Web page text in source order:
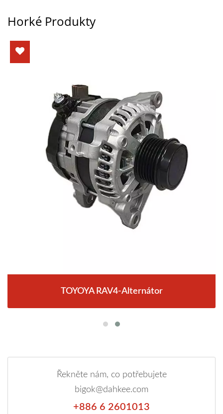
Horké Produkty
TOYOYA RAV4-Alternátor
Řekněte nám, co potřebujete
bigok@dahkee.com
+886 6 2601013